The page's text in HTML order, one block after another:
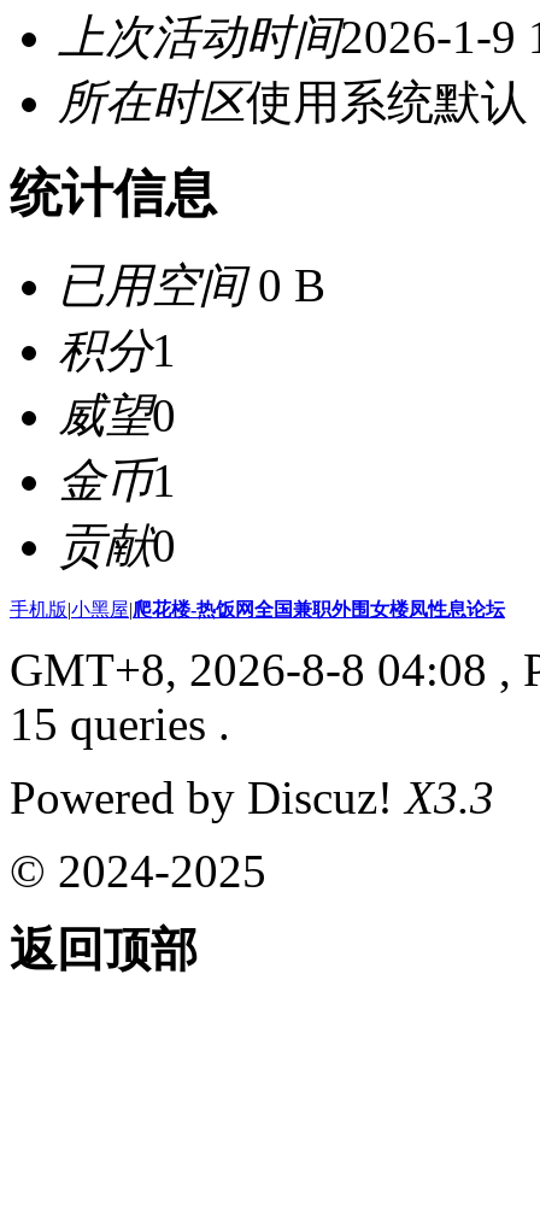
上次活动时间2026-1-9
所在时区使用系统默认
统计信息
已用空间0 B
积分1
威望0
金币1
贡献0
手机版|小黑屋|爬花楼-热饭网全国兼职外围女楼凤性息论坛
GMT+8, 2026-8-8 04:08 ,
15 queries .
Powered by Discuz!X3.3
© 2024-2025
返回顶部